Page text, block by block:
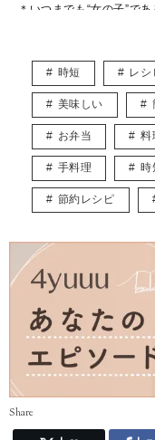
＊いつまでも“女の子”で
や美容などに関心をもっ
インスタグラム*
メール*
(コンタクトはインスタグ
※恐れ入りますが、商品
時短 レシ
美味しい
お弁当 料
手料理 時
節約レシピ
Share